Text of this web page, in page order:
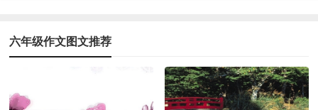
六年级作文图文推荐